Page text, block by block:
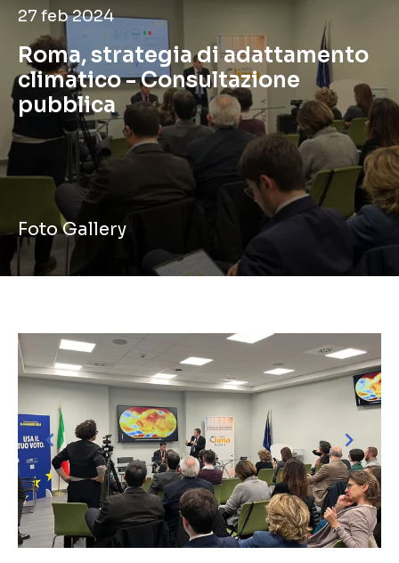
27 feb 2024
Roma, strategia di adattamento
climatico - Consultazione
pubblica
Foto Gallery